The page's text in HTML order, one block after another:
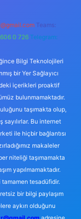
Teams:
0 726 Telegram:
Bilgi Teknolojileri
bir Yer Sağlayıcı
içerikleri proaktif
bulunmamaktadır.
taşımakta olup,
Bu internet
ile hiçbir bağlantısı
makaleler
niteliği taşımamakta
yapılmamaktadır.
tesadüfidir.
bir bilgi paylaşım
aykırı olduğunu